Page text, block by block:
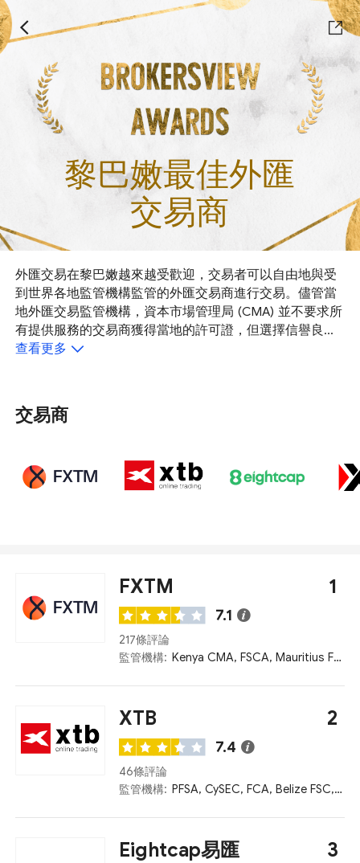
黎巴嫩最佳外匯
交易商
外匯交易在黎巴嫩越來越受歡迎，交易者可以自由地與受
到世界各地監管機構監管的外匯交易商進行交易。儘管當
地外匯交易監管機構，資本市場管理局 (CMA) 並不要求所
有提供服務的交易商獲得當地的許可證，但選擇信譽良好
且受監管的外匯交易商對於外匯投資者來說是一件重要的
商。
查看更多
交易商
FXTM 1
7.1
217條評論
監管機構:
Kenya CMA, FSCA, Mauritius FSC, FCA
XTB 2
7.4
46條評論
監管機構:
PFSA, CySEC, FCA, Belize FSC, CNMV
Eightcap易匯 3